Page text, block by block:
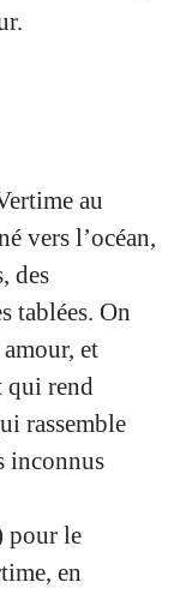
au
vers l’océan,
des
tablées. On
et
qui rend
rassemble
inconnus
pour le
en